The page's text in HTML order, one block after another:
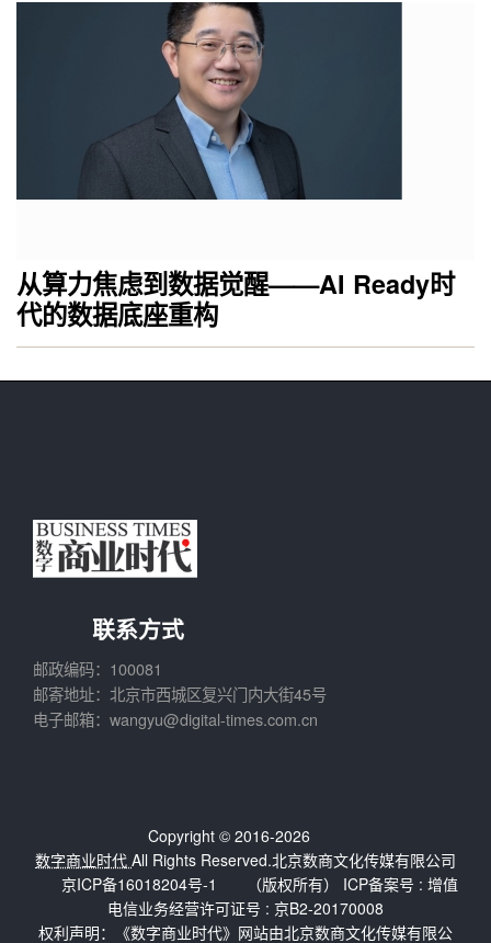
从算力焦虑到数据觉醒——AI Ready时
代的数据底座重构
联系方式
邮政编码：100081
邮寄地址：北京市西城区复兴门内大街45号
电子邮箱：wangyu@digital-times.com.cn
Copyright © 2016-2026
数字商业时代 All Rights Reserved.北京数商文化传媒有限公司
（版权所有） ICP备案号 :
京ICP备16018204号-1
增值
电信业务经营许可证号 : 京B2-20170008
权利声明：《数字商业时代》网站由北京数商文化传媒有限公